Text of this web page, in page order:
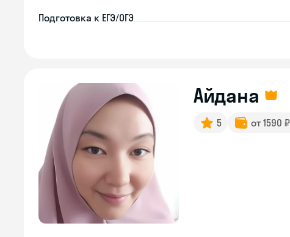
Подготовка к ЕГЭ/ОГЭ
Айдана
5 от 1590